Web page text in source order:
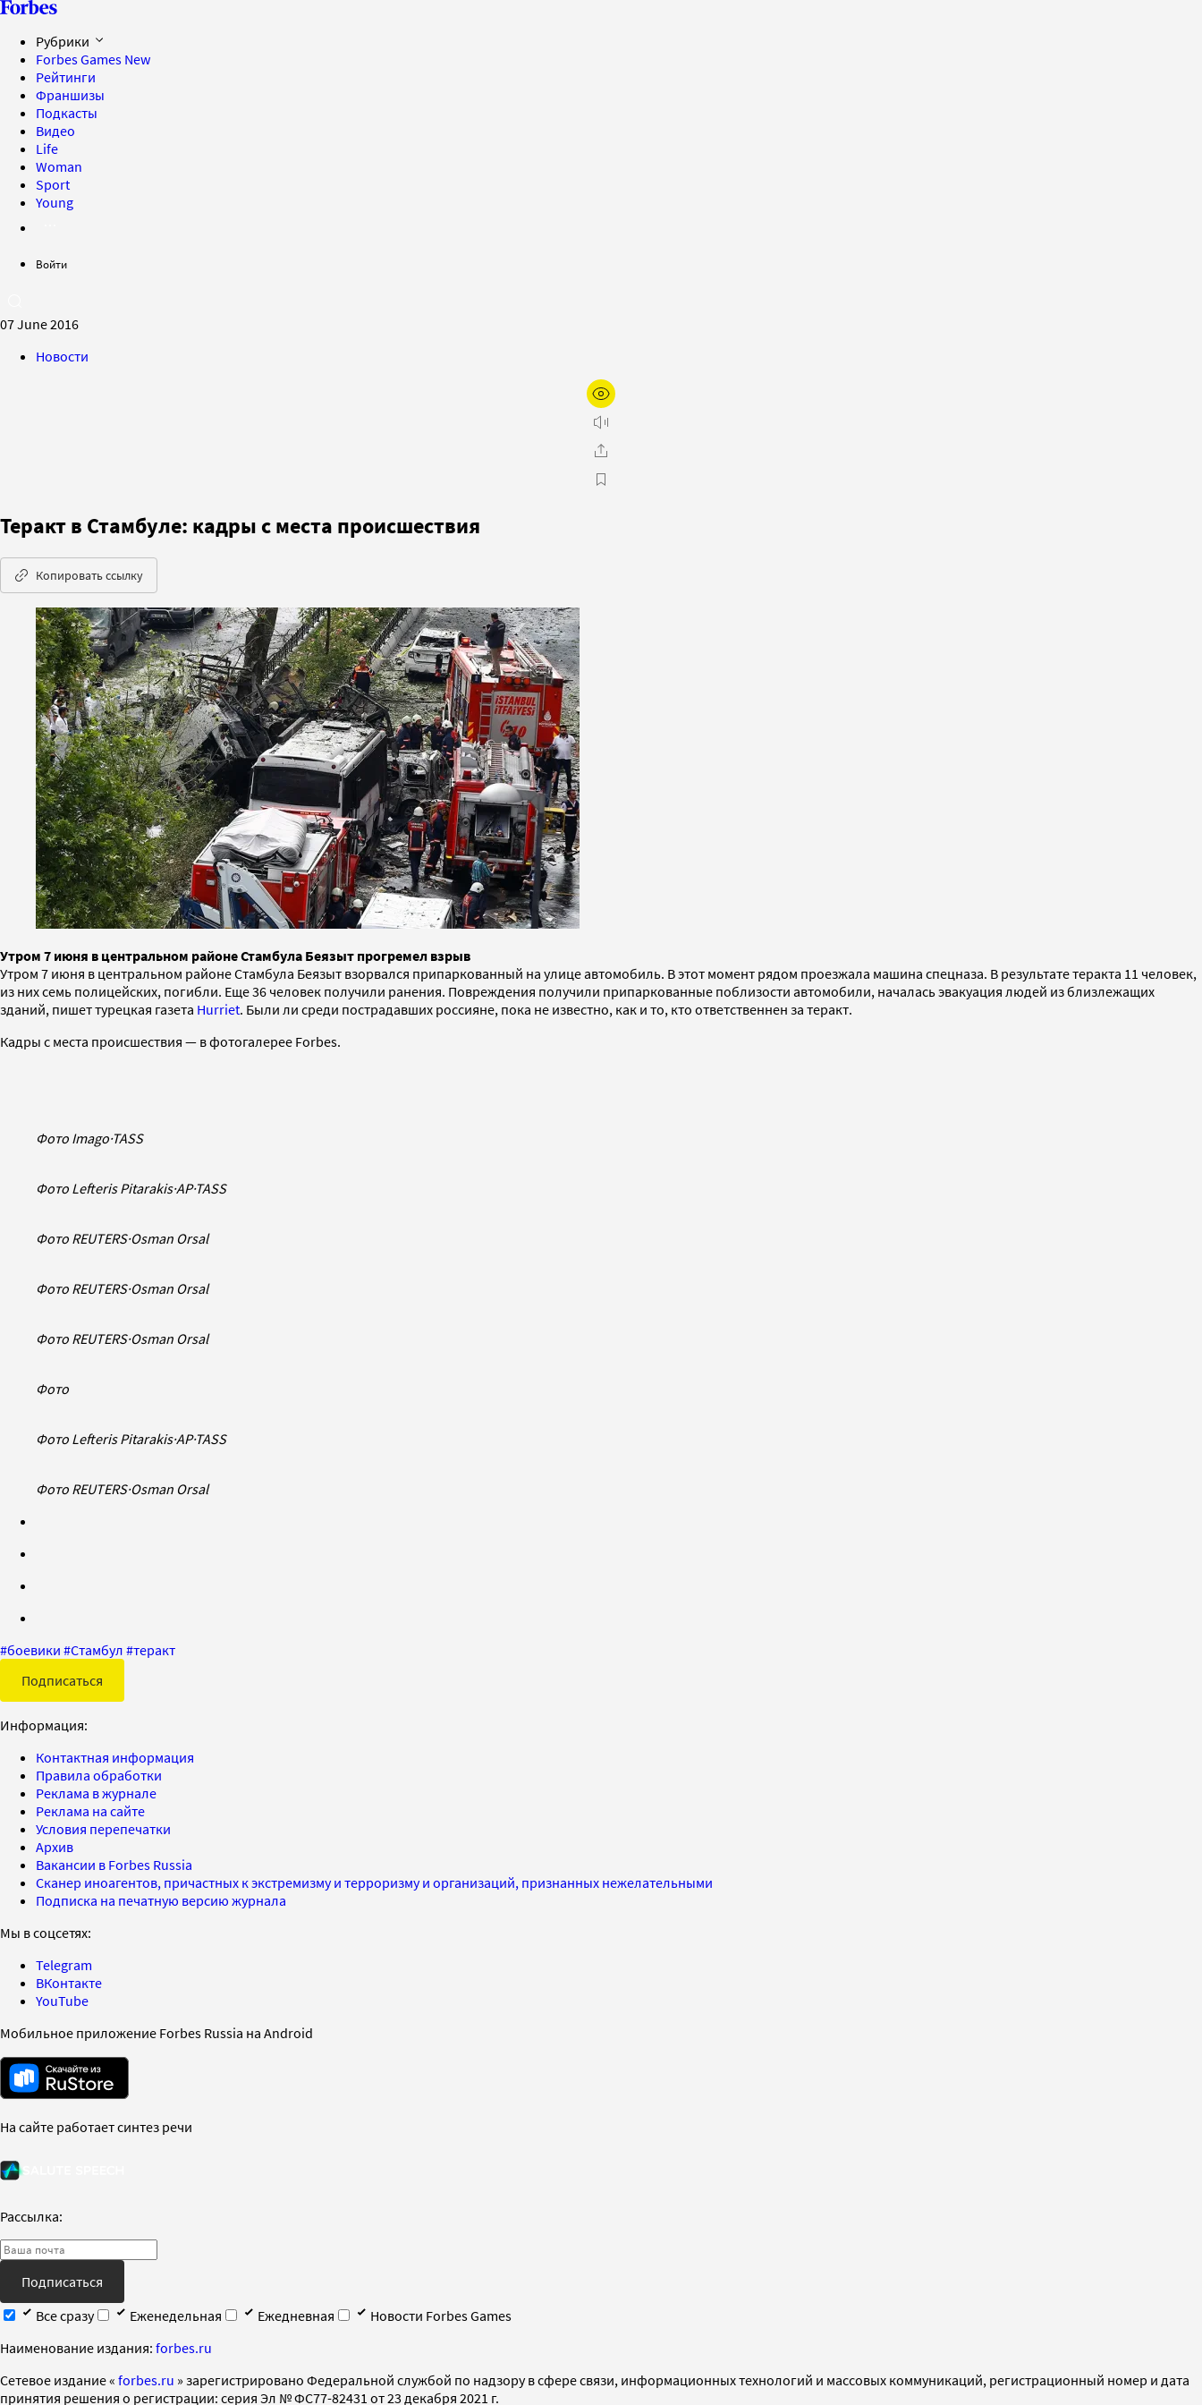
Рубрики
Forbes Games New
Рейтинги
Франшизы
Подкасты
Видео
Life
Woman
Sport
Young
Войти
07 June 2016
Новости
Теракт в Стамбуле: кадры с места происшествия
Копировать ссылку
Утром 7 июня в центральном районе Стамбула Беязыт прогремел взрыв
Утром 7 июня в центральном районе Стамбула Беязыт взорвался припаркованный на улице автомобиль. В этот момент рядом проезжала машина спецназа. В результате теракта 11 человек,
из них семь полицейских, погибли. Еще 36 человек получили ранения. Повреждения получили припаркованные поблизости автомобили, началась эвакуация людей из близлежащих
зданий, пишет турецкая газета Hurriet. Были ли среди пострадавших россияне, пока не известно, как и то, кто ответственнен за теракт.
Кадры с места происшествия — в фотогалерее Forbes.
Фото Imago·TASS
Фото Lefteris Pitarakis·AP·TASS
Фото REUTERS·Osman Orsal
Фото REUTERS·Osman Orsal
Фото REUTERS·Osman Orsal
Фото
Фото Lefteris Pitarakis·AP·TASS
Фото REUTERS·Osman Orsal
#боевики #Стамбул #теракт
Подписаться
Информация:
Контактная информация
Правила обработки
Реклама в журнале
Реклама на сайте
Условия перепечатки
Архив
Вакансии в Forbes Russia
Сканер иноагентов, причастных к экстремизму и терроризму и организаций, признанных нежелательными
Подписка на печатную версию журнала
Мы в соцсетях:
Telegram
ВКонтакте
YouTube
Мобильное приложение Forbes Russia на Android
На сайте работает синтез речи
Рассылка:
Подписаться
Все сразу
Еженедельная Ежедневная
Новости Forbes Games
Наименование издания: forbes.ru
Cетевое издание « forbes.ru » зарегистрировано Федеральной службой по надзору в сфере связи, информационных технологий и массовых коммуникаций, регистрационный номер и дата
принятия решения о регистрации: серия Эл № ФС77-82431 от 23 декабря 2021 г.